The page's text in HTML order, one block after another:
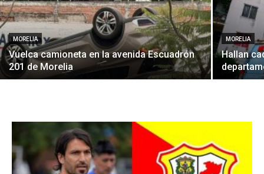
MORELIA
Vuelca camioneta en la avenida Escuadrón
201 de Morelia
MORELIA
Hallan